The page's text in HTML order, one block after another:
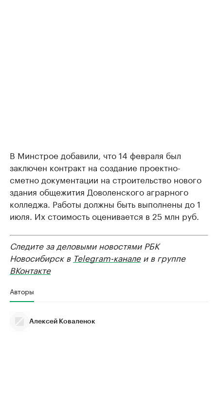
В Минстрое добавили, что 14 февраля был
заключен контракт на создание проектно-
сметно документации на строительство нового
здания общежития Доволенского аграрного
колледжа. Работы должны быть выполнены до 1
июля. Их стоимость оценивается в 25 млн руб.
Следите за деловыми новостями РБК
Новосибирск в Telegram-каналеи в группе
ВКонтакте
Авторы
Алексей Коваленок